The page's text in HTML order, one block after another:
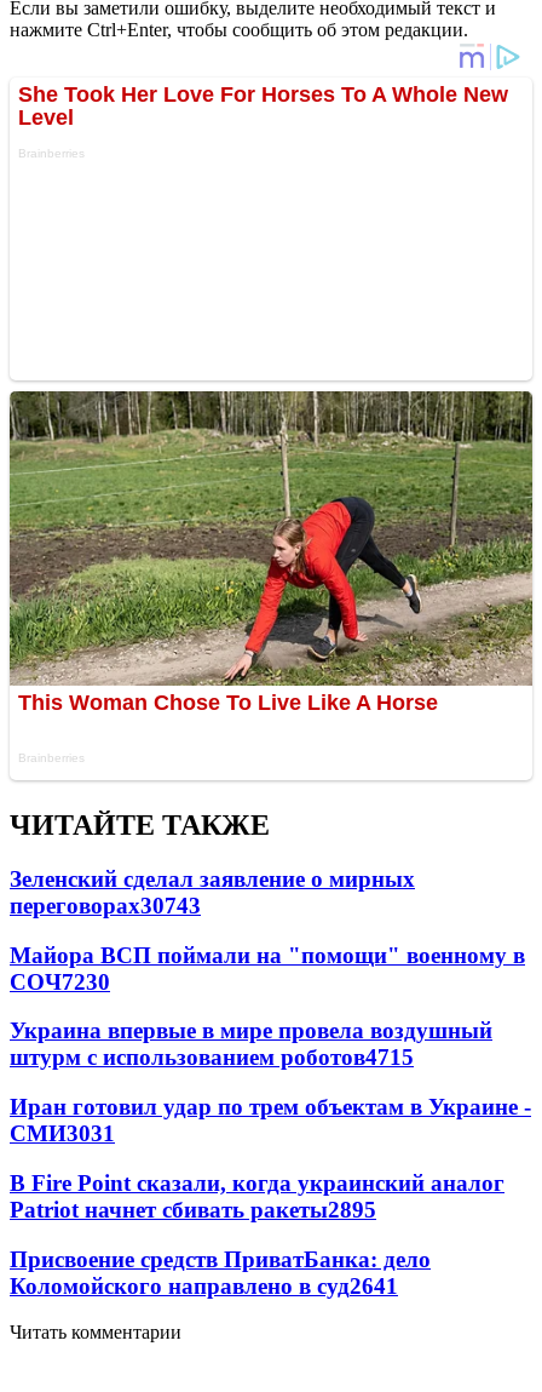
Если вы заметили ошибку, выделите необходимый текст и
нажмите Ctrl+Enter, чтобы сообщить об этом редакции.
ЧИТАЙТЕ ТАКЖЕ
Зеленский сделал заявление о мирных
переговорах30743
Майора ВСП поймали на "помощи" военному в
СОЧ7230
Украина впервые в мире провела воздушный
штурм с использованием роботов4715
Иран готовил удар по трем объектам в Украине -
СМИ3031
В Fire Point сказали, когда украинский аналог
Patriot начнет сбивать ракеты2895
Присвоение средств ПриватБанка: дело
Коломойского направлено в суд2641
Читать комментарии